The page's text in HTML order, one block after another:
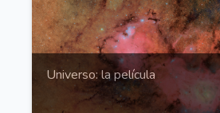
Universo: la película